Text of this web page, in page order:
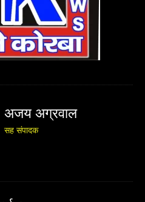
अजय अग्रवाल
सह संपादक